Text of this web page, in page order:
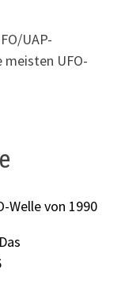
UAP-
meisten UFO-
Welle von 1990